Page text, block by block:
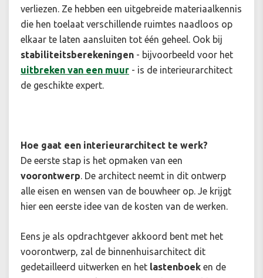
verliezen. Ze hebben een uitgebreide materiaalkennis
die hen toelaat verschillende ruimtes naadloos op
elkaar te laten aansluiten tot één geheel. Ook bij
stabiliteitsberekeningen - bijvoorbeeld voor het
uitbreken van een muur - is de interieurarchitect
de geschikte expert.
Hoe gaat een interieurarchitect te werk?
De eerste stap is het opmaken van een
voorontwerp. De architect neemt in dit ontwerp
alle eisen en wensen van de bouwheer op. Je krijgt
hier een eerste idee van de kosten van de werken.
Eens je als opdrachtgever akkoord bent met het
voorontwerp, zal de binnenhuisarchitect dit
gedetailleerd uitwerken en het lastenboek en de